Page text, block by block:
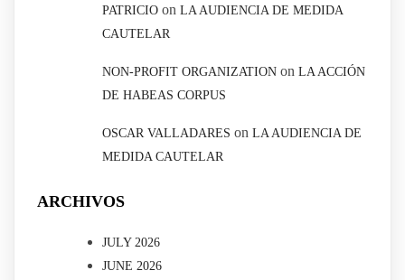
PATRICIO on LA AUDIENCIA DE MEDIDA
CAUTELAR
NON-PROFIT ORGANIZATION on LA ACCIÓN
DE HABEAS CORPUS
OSCAR VALLADARES on LA AUDIENCIA DE
MEDIDA CAUTELAR
ARCHIVOS
JULY 2026
JUNE 2026